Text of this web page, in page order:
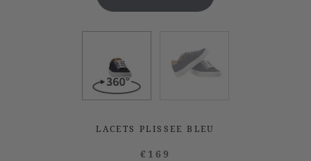
LACETS PLISSEE BLEU
€169